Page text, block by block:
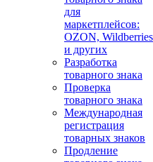
для
маркетплейсов:
OZON, Wildberries
и других
Разработка
товарного знака
Проверка
товарного знака
Международная
регистрация
товарных знаков
Продление